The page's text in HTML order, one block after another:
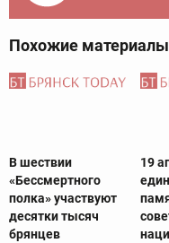
Похожие материалы
В шествии
«Бессмертного
полка» участвуют
десятки тысяч
брянцев
19